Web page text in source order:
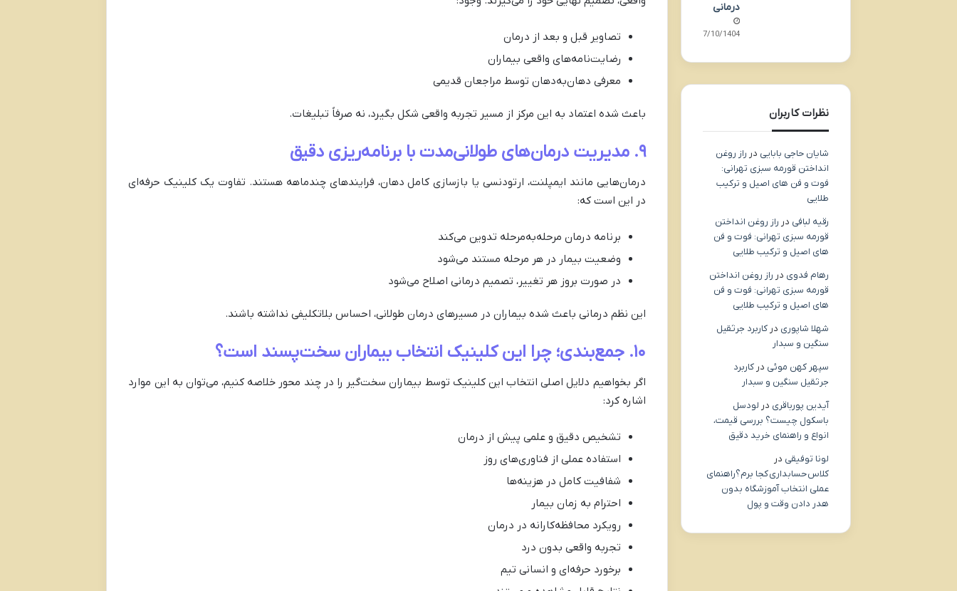
تصاویر قبل و بعد از درمان
رضایت‌نامه‌های واقعی بیماران
معرفی دهان‌به‌دهان توسط مراجعان قدیمی
باعث شده اعتماد به این مرکز از مسیر تجربه واقعی شکل بگیرد، نه صرفاً تبلیغات.
۹. مدیریت درمان‌های طولانی‌مدت با برنامه‌ریزی دقیق
درمان‌هایی مانند ایمپلنت، ارتودنسی یا بازسازی کامل دهان، فرایندهای چندماهه هستند. تفاوت یک کلینیک حرفه‌ای
در این است که:
برنامه درمان مرحله‌به‌مرحله تدوین می‌کند
وضعیت بیمار در هر مرحله مستند می‌شود
در صورت بروز هر تغییر، تصمیم درمانی اصلاح می‌شود
این نظم درمانی باعث شده بیماران در مسیرهای درمان طولانی، احساس بلاتکلیفی نداشته باشند.
۱۰. جمع‌بندی؛ چرا این کلینیک انتخاب بیماران سخت‌پسند است؟
اگر بخواهیم دلایل اصلی انتخاب این کلینیک توسط بیماران سخت‌گیر را در چند محور خلاصه کنیم، می‌توان به این موارد
اشاره کرد:
تشخیص دقیق و علمی پیش از درمان
استفاده عملی از فناوری‌های روز
شفافیت کامل در هزینه‌ها
احترام به زمان بیمار
رویکرد محافظه‌کارانه در درمان
تجربه واقعی بدون درد
برخورد حرفه‌ای و انسانی تیم
درمانی
07/10/1404
نظرات کاربران
شایان حاجی بابایی در راز روغن
انداختن قورمه سبزی تهرانی:
فوت و فن های اصیل و ترکیب
طلایی
رقیه لبافی در راز روغن انداختن
قورمه سبزی تهرانی: فوت و فن
های اصیل و ترکیب طلایی
رهام فدوی در راز روغن انداختن
قورمه سبزی تهرانی: فوت و فن
های اصیل و ترکیب طلایی
شهلا شاپوری درکاربرد جرثقیل
سنگین و سبدار
سپهر کهن موئی درکاربرد
جرثقیل سنگین و سبدار
آیدین پورباقری در لودسل
باسکول چیست؟ بررسی قیمت،
انواع و راهنمای خرید دقیق
لونا توفیقی در
کلاس حسابداری کجا برم؟راهنمای
عملی انتخاب آموزشگاه بدون
هدر دادن وقت و پول